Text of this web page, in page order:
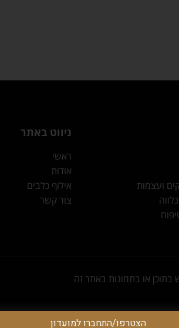
ועצמות
ניווט באתר
ראשי
אודות
אילוף כלבים
צור קשר
הצטרפו/התחברו למועדון